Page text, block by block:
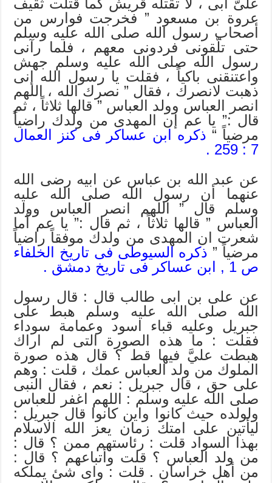
عروة بن مسعود ” فخرجت فوارس من
أصحاب رسول الله صلى الله عليه وسلم
حتى تلّقونى فردونى معهم ، فلما رآنى
رسول الله صلى الله عليه وسلم جهش
واعتنقنى باكياً ، فقلت يا رسول الله إنى
ذهبت لانصرك ، فقال ” نصرك الله ، اللهم
انصر العباس وولد العباس ” قالها ثلاثاً ، ثم
قال :” يا عم إن المهدى من ولدك راضياً
مرضياً “ ذكره ابن عساكر فى كنز العمال
7 : 259 .
عن عبد الله بن عباس عن ابيه رضى الله
عنهما أن رسول الله صلى الله عليه
وسلم قال ” اللهم انصر العباس وولد
العباس ” قالها ثلاثاً ، ثم قال :” يا عم أما
شعرت ان المهدى من ولدك موفقاً راضياً
مرضياً ” ذكره السيوطى فى تاريخ الخلفاء
ص 1 , ابن عساكر فى تاريخ دمشق .
عن على بن ابى طالب قال : قال رسول
الله صلى الله عليه وسلم هبط على
جبريل وعليه قباء اسود وعمامة سوداء
فقلت : ما هذه الصورة التى لم اراك
هبطت عليَّ فيها قط ؟ قال هذه صورة
الملوك من ولد العباس عمك ، قلت : وهم
على حق ، قال جبريل : نعم ، فقال النبى
صلى الله عليه وسلم : اللهم اغفر للعباس
ولولده حيث كانوا واين كانوا قال جبريل :
ليأتين على امتك زمان يعز الله الاسلام
بهذا السواد قلت : رئاستهم ممن ؟ قال :
من ولد العباس ؟ قلت وأتباعهم ؟ قال :
من أهل خراسان . قلت : واى شئ يملكه